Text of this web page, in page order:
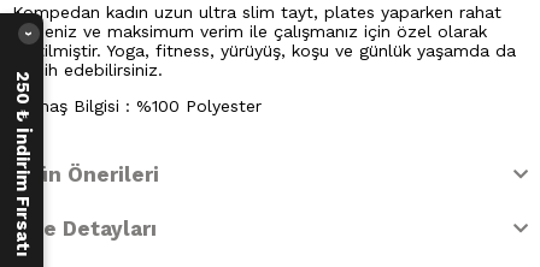
Kompedan kadın uzun ultra slim tayt, plates yaparken rahat
etmeniz ve maksimum verim ile çalışmanız için özel olarak
üretilmiştir. Yoga, fitness, yürüyüş, koşu ve günlük yaşamda da
tercih edebilirsiniz.
Kumaş Bilgisi : %100 Polyester
Ürün Önerileri
İade Detayları
250 ₺ İndirim Fırsatı
›